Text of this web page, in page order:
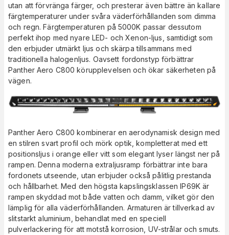
utan att förvränga färger, och presterar även bättre än kallare
färgtemperaturer under svåra väderförhållanden som dimma
och regn. Färgtemperaturen på 5000K passar dessutom
perfekt ihop med nyare LED- och Xenon-ljus, samtidigt som
den erbjuder utmärkt ljus och skärpa tillsammans med
traditionella halogenljus. Oavsett fordonstyp förbättrar
Panther Aero C800 körupplevelsen och ökar säkerheten på
vägen.
Panther Aero C800 kombinerar en aerodynamisk design med
en stilren svart profil och mörk optik, kompletterat med ett
positionsljus i orange eller vitt som elegant lyser längst ner på
rampen. Denna moderna extraljusramp förbättrar inte bara
fordonets utseende, utan erbjuder också pålitlig prestanda
och hållbarhet. Med den högsta kapslingsklassen IP69K är
rampen skyddad mot både vatten och damm, vilket gör den
lämplig för alla väderförhållanden. Armaturen är tillverkad av
slitstarkt aluminium, behandlat med en speciell
pulverlackering för att motstå korrosion, UV-strålar och smuts.